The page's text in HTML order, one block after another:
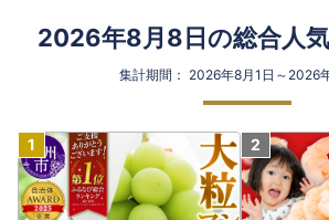
2026年8月8日の総合人
集計期間： 2026年8月1日～2026